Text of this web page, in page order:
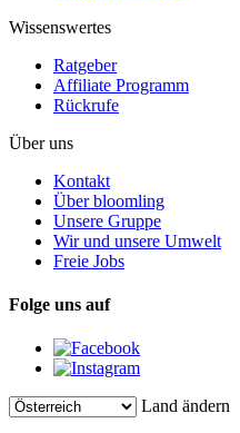
Wissenswertes
Ratgeber
Affiliate Programm
Rückrufe
Über uns
Kontakt
Über bloomling
Unsere Gruppe
Wir und unsere Umwelt
Freie Jobs
Folge uns auf
Land ändern